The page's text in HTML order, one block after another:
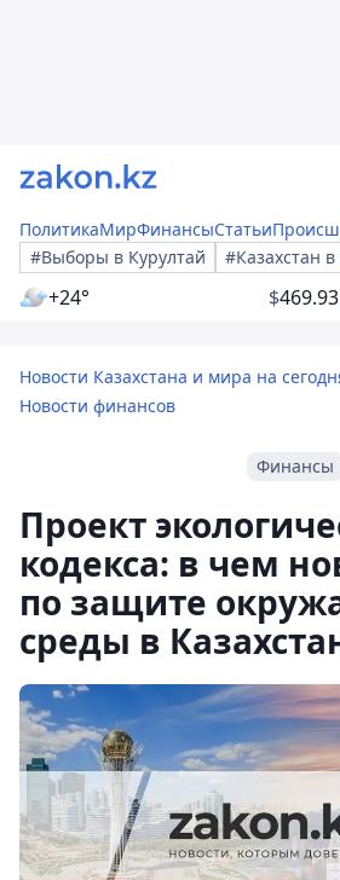
ПолитикаМирФинансыСтатьи
#Выборы в Курултай
#Казахстан
+24° $469.93
Новости Казахстана и мира на
Новости финансов
Финансы
Проект
кодекса: в чем
по защите
среды в